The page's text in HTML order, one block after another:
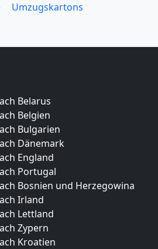
Umzugskartons
Belarus
Belgien
Bulgarien
Dänemark
England
Portugal
Bosnien und Herzegowina
Irland
Lettland
Zypern
Kroatien